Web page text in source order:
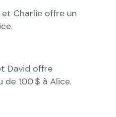
Charlie offre un
David offre
de 100 $ à Alice.